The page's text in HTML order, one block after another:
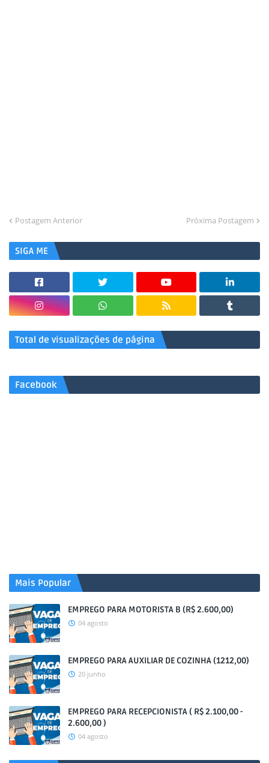
Postagem Anterior Próxima Postagem
SIGA ME
Total de visualizações de página
Facebook
Mais Popular
EMPREGO PARA MOTORISTA B (R$ 2.600,00)
04 agosto
EMPREGO PARA AUXILIAR DE COZINHA (1212,00)
20 junho
EMPREGO PARA RECEPCIONISTA ( R$ 2.100,00 -
2.600,00 )
04 agosto